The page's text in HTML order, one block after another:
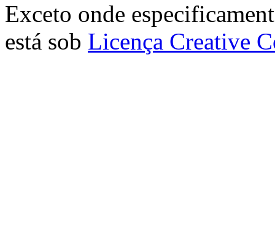
Exceto onde
está sob Licença Creative